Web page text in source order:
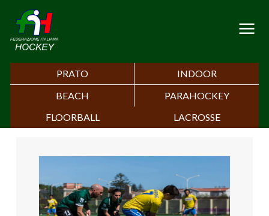
PRATO
INDOOR
BEACH
PARAHOCKEY
FLOORBALL
LACROSSE